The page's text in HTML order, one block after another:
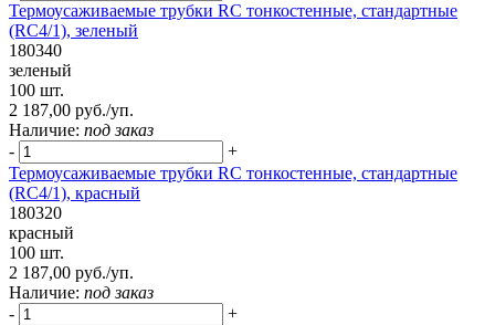
Термоусаживаемые трубки RC тонкостенные, стандартные
(RC4/1), зеленый
180340
зеленый
100 шт.
2 187,00 руб./уп.
Наличие: под заказ
-
+
Термоусаживаемые трубки RC тонкостенные, стандартные
(RC4/1), красный
180320
красный
100 шт.
2 187,00 руб./уп.
Наличие: под заказ
-
+